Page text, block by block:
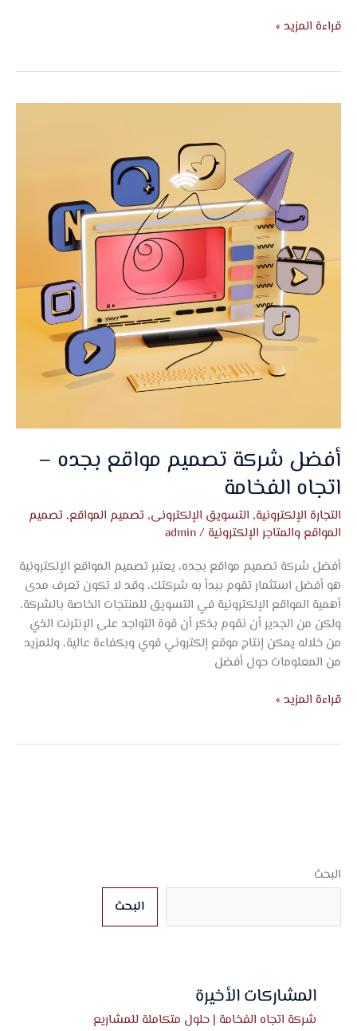
البحث
البحث
المشاركات الأخيرة
شركة اتجاه الفخامة | حلول متكاملة للمشاريع
قراءة المزيد »
أفضل شركة تصميم مواقع بجده –
اتجاه الفخامة
التجارة الإلكترونية, التسويق الإلكترونى, تصميم المواقع, تصميم
المواقع والمتاجر الإلكترونية /
admin
أفضل شركة تصميم مواقع بجده، يعتبر تصميم المواقع الإلكترونية
هو أفضل استثمار تقوم ببدأ به شركتك، وقد لا تكون تعرف مدى
أهمية المواقع الإلكترونية في التسويق للمنتجات الخاصة بالشركة،
ولكن من الجدير أن نقوم بذكر أن قوة التواجد على الإنترنت الذي
من خلاله يمكن إنتاج موقع إلكتروني قوي وبكفاءة عالية، وللمزيد
من المعلومات حول أفضل
الفخامة
قراءة المزيد »